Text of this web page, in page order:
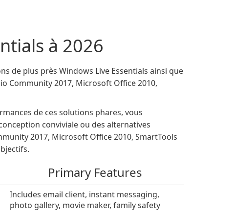
à 2026
de plus près Windows Live Essentials ainsi que
Community 2017, Microsoft Office 2010,
de ces solutions phares, vous
conviviale ou des alternatives
2017, Microsoft Office 2010, SmartTools
Primary Features
Includes email client, instant messaging,
photo gallery, movie maker, family safety